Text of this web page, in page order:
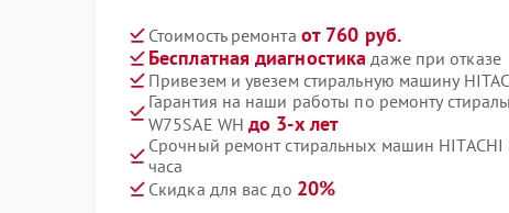
Стоимость ремонта от 760 руб.
Бесплатная диагностика даже при отказе
Привезем и увезем стиральную машину
Гарантия на наши работы по ремонту
W75SAE WH до 3-х лет
Срочный ремонт стиральных машин HITACHI
часа
Скидка для вас до 20%